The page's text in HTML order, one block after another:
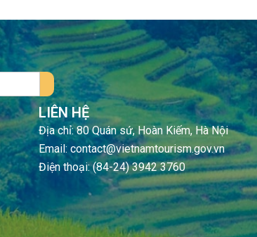
LIÊN HỆ
Địa chỉ: 80 Quán sứ, Hoàn Kiếm, Hà Nội
Email: contact@vietnamtourism.gov.vn
Điện thoại: (84-24) 3942 3760